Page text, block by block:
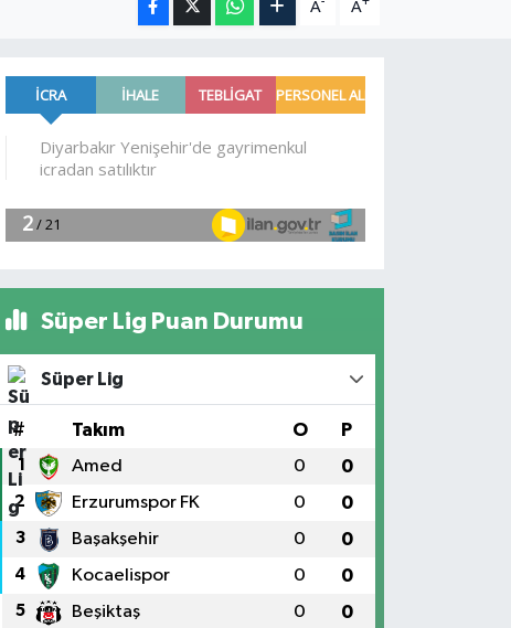
A A
Süper Lig Puan Durumu
Süper Lig
# Takım O P
1 Amed 0 0
2 Erzurumspor FK 0 0
3 Başakşehir 0 0
4 Kocaelispor 0 0
5 Beşiktaş 0 0